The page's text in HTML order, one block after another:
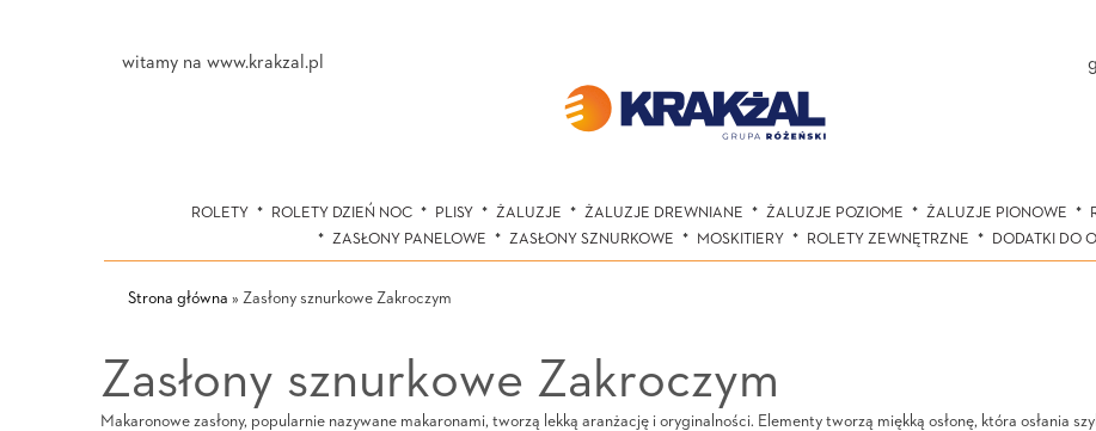
witamy na www.krakzal.pl
ROLETY ROLETY DZIEŃ NOC PLISY ŻALUZJE ŻALUZJE DREWNIANE ŻALUZJE POZIOME ŻALUZJE PIONOWE
ZASŁONY PANELOWE
ZASŁONY SZNURKOWE MOSKITIERY ROLETY ZEWNĘTRZNE DODATKI DO
Strona główna » Zasłony sznurkowe Zakroczym
Zasłony sznurkowe Zakroczym
Makaronowe zasłony, popularnie nazywane makaronami, tworzą lekką aranżację i oryginalności. Elementy tworzą miękką osłonę, która osłania